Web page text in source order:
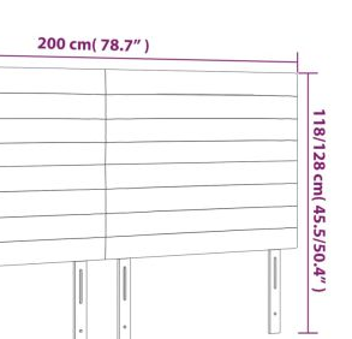
в количката си с бутона "Добави в
ще можете да изберете броя
всъщност NewPay плаща
Вас. Вие я получавате и
да я платите към тях:
от момента на изпращане на
За покупки на стойност до
Заплащате 20% от стойността на
с карта. Останалата сума се
месечни вноски без оскъпяване. За
до 1000 лв. / €511.31